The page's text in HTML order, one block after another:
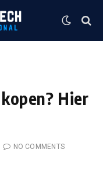
Hier
NO COMMENTS